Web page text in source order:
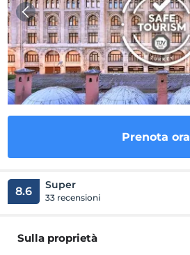
Prenota ora
8.6 Super
33 recensioni
Sulla proprietà